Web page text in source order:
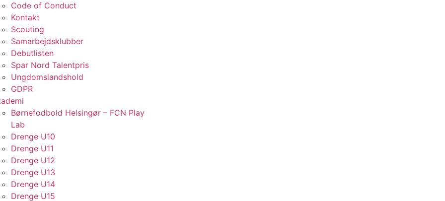
Code of Conduct
Kontakt
Scouting
Samarbejdsklubber
Debutlisten
Spar Nord Talentpris
Ungdomslandshold
GDPR
Børnefodbold Helsingør – FCN Play
Lab
Drenge U10
Drenge U11
Drenge U12
Drenge U13
Drenge U14
Drenge U15